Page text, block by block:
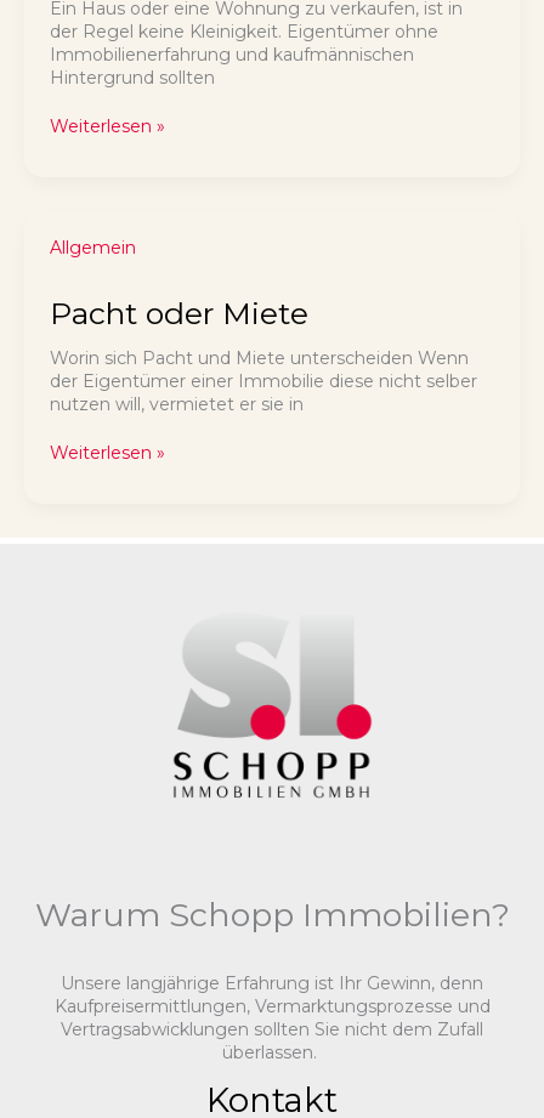
Ein Haus oder eine Wohnung zu verkaufen, ist in
der Regel keine Kleinigkeit. Eigentümer ohne
Immobilienerfahrung und kaufmännischen
Hintergrund sollten
Immobilienverkauf
notwendig
und
Weiterlesen »
Allgemein
Pacht oder Miete
Worin sich Pacht und Miete unterscheiden Wenn
der Eigentümer einer Immobilie diese nicht selber
nutzen will, vermietet er sie in
Pacht
Weiterlesen »
Warum Schopp Immobilien?
Unsere langjährige Erfahrung ist Ihr Gewinn, denn
Kaufpreisermittlungen, Vermarktungsprozesse und
Vertragsabwicklungen sollten Sie nicht dem Zufall
überlassen.
Kontakt